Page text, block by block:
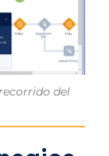
del